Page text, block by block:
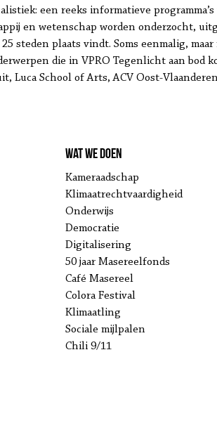
een reeks informatieve
en wetenschap worden onderzocht,
steden plaats vindt. Soms eenmalig,
die in VPRO Tegenlicht aan bod
Luca School of Arts, ACV Oost-Vlaanderen
Wat we doen
Kameraadschap
Klimaatrechtvaardigheid
Onderwijs
Democratie
Digitalisering
50 jaar Masereelfonds
Café Masereel
Colora Festival
Klimaatling
Sociale mijlpalen
Chili 9/11